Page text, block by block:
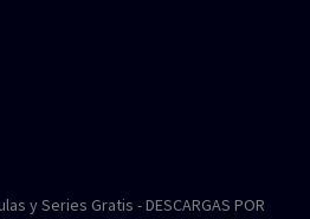
y Series Gratis - DESCARGAS POR